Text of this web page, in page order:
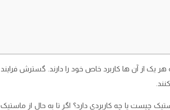
هر یک از آن ‌ها کاربرد خاص خود را دارند. گسترش فرایند
چیست یا چه کاربردی دارد؟ اگر تا به حال از ماستیک